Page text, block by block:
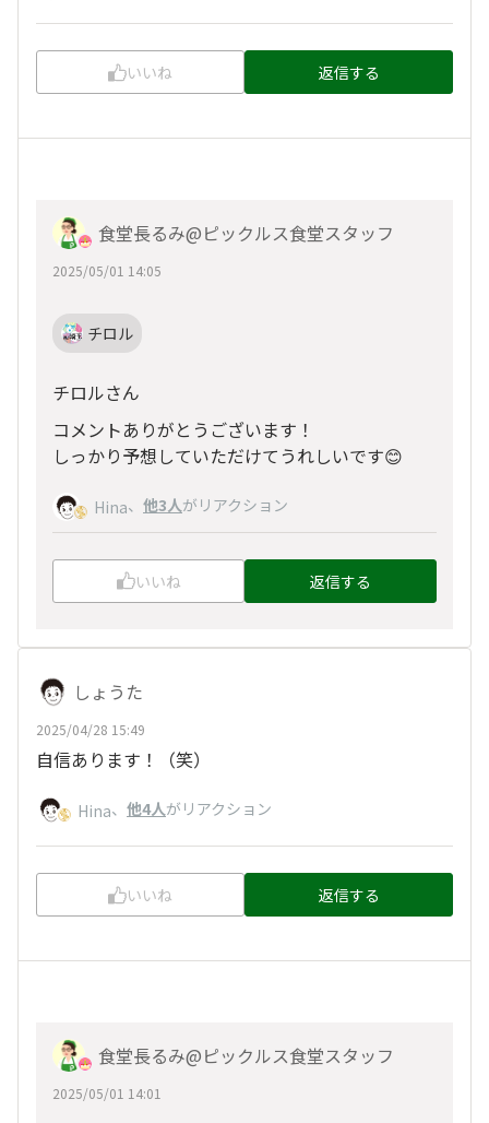
いいね 返信する
食堂長るみ@ピックルス食堂スタッフ
2025/05/01 14:05
チロル
チロルさん
コメントありがとうございます！
しっかり予想していただけてうれしいです😊
Hina、 他3人がリアクション
いいね 返信する
しょうた
2025/04/28 15:49
自信あります！（笑）
Hina、 他4人がリアクション
いいね 返信する
食堂長るみ@ピックルス食堂スタッフ
2025/05/01 14:01